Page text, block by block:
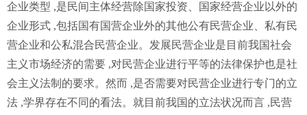
企业类型 ,是民间主体经营除国家投资、国家经营企业以外的
企业形式 ,包括国有国营企业外的其他公有民营企业、私有民
营企业和公私混合民营企业。发展民营企业是目前我国社会
主义市场经济的需要 ,对民营企业进行平等的法律保护也是社
会主义法制的要求。然而 ,是否需要对民营企业进行专门的立
法 ,学界存在不同的看法。就目前我国的立法状况而言 ,民营